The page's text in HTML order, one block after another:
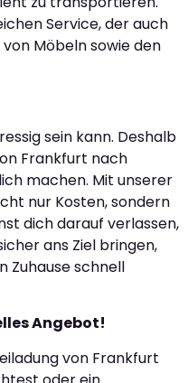
Service, der auch
Möbeln sowie den
sein kann. Deshalb
Frankfurt nach
machen. Mit unserer
nur Kosten, sondern
dich darauf verlassen,
ans Ziel bringen,
Zuhause schnell
Angebot!
von Frankfurt